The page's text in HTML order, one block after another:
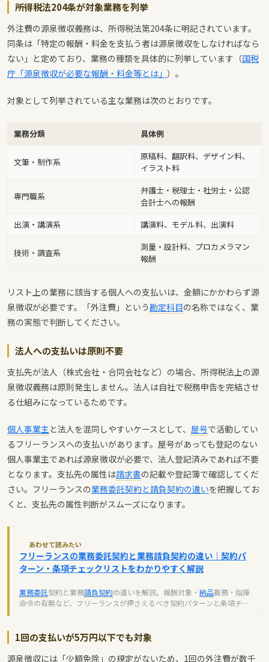
所得税法204条が対象業務を列挙
外注費の源泉徴収義務は、所得税法第204条に明記されています。
同条は「特定の報酬・料金を支払う者は源泉徴収をしなければなら
ない」と定めており、業務の種類を具体的に列挙しています（国税
庁「源泉徴収が必要な報酬・料金等とは」 ）。
対象として列挙されている主な業務は次のとおりです。
業務分類 具体例
文筆・制作系
原稿料、翻訳料、デザイン料、
イラスト料
専門職系
弁護士・税理士・社労士・公認
会計士への報酬
出演・講演系
講演料、モデル料、出演料
技術・調査系
測量・設計料、プロカメラマン
報酬
リスト上の業務に該当する個人への支払いは、金額にかかわらず源
泉徴収が必要です。「外注費」という勘定科目の名称ではなく、業
務の実態で判断してください。
法人への支払いは原則不要
支払先が法人（株式会社・合同会社など）の場合、所得税法上の源
泉徴収義務は原則発生しません。法人は自社で税務申告を完結させ
る仕組みになっているためです。
個人事業主 と法人を混同しやすいケースとして、 屋号で活動してい
るフリーランスへの支払いがあります。屋号があっても登記のない
個人事業主であれば源泉徴収が必要で、法人登記済みであれば不要
となります。支払先の属性は請求書の記載や登記簿で確認してくだ
さい。フリーランスの業務委託契約と請負契約の違いを把握してお
くと、支払先の属性判断がスムーズになります。
あわせて読みたい
フリーランスの業務委託契約と業務請負契約の違い｜契約パ
ターン・条項チェックリストをわかりやすく解説
業務委託契約と業務請負契約の違いを解説。報酬対象・ 納品義務・指揮
命令の有無など、フリーランスが押さえるべき契約パターンと条項チェ
1回の支払いが5万円以下でも対象
源泉徴収には「少額免除」の規定がないため、1回の外注費が数千